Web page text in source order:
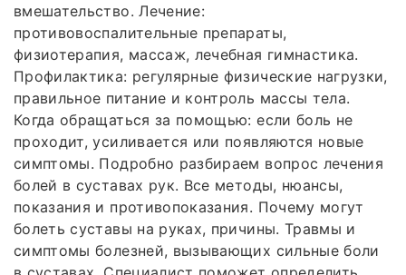
вмешательство. Лечение:
противовоспалительные препараты,
физиотерапия, массаж, лечебная гимнастика.
Профилактика: регулярные физические нагрузки,
правильное питание и контроль массы тела.
Когда обращаться за помощью: если боль не
проходит, усиливается или появляются новые
симптомы. Подробно разбираем вопрос лечения
болей в суставах рук. Все методы, нюансы,
показания и противопоказания. Почему могут
болеть суставы на руках, причины. Травмы и
симптомы болезней, вызывающих сильные боли